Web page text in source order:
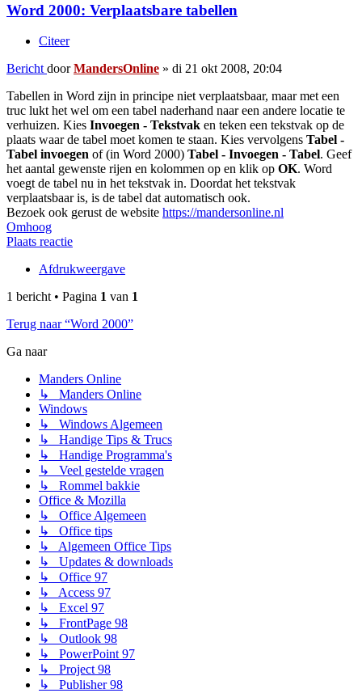
Word 2000: Verplaatsbare tabellen
Citeer
Bericht doorMandersOnline » di 21 okt 2008, 20:04
Tabellen in Word zijn in principe niet verplaatsbaar, maar met een
truc lukt het wel om een tabel naderhand naar een andere locatie te
verhuizen. Kies Invoegen - Tekstvak en teken een tekstvak op de
plaats waar de tabel moet komen te staan. Kies vervolgens Tabel -
Tabel invoegen of (in Word 2000) Tabel - Invoegen - Tabel. Geef
het aantal gewenste rijen en kolommen op en klik op OK. Word
voegt de tabel nu in het tekstvak in. Doordat het tekstvak
verplaatsbaar is, is de tabel dat automatisch ook.
Bezoek ook gerust de website https://mandersonline.nl
Omhoog
Plaats reactie
Afdrukweergave
1 bericht • Pagina 1 van 1
Terug naar “Word 2000”
Ga naar
Manders Online
↳ Manders Online
Windows
↳ Windows Algemeen
↳ Handige Tips & Trucs
↳ Handige Programma's
↳ Veel gestelde vragen
↳ Rommel bakkie
Office & Mozilla
↳ Office Algemeen
↳ Office tips
↳ Algemeen Office Tips
↳ Updates & downloads
↳ Office 97
↳ Access 97
↳ Excel 97
↳ FrontPage 98
↳ Outlook 98
↳ PowerPoint 97
↳ Project 98
↳ Publisher 98